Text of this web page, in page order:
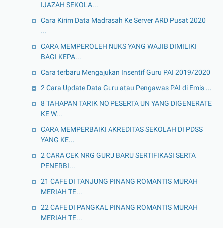
IJAZAH SEKOLA...
Cara Kirim Data Madrasah Ke Server ARD Pusat 2020
...
CARA MEMPEROLEH NUKS YANG WAJIB DIMILIKI
BAGI KEPA...
Cara terbaru Mengajukan Insentif Guru PAI 2019/2020
2 Cara Update Data Guru atau Pengawas PAI di Emis ...
8 TAHAPAN TARIK NO PESERTA UN YANG DIGENERATE
KE W...
CARA MEMPERBAIKI AKREDITAS SEKOLAH DI PDSS
YANG KE...
2 CARA CEK NRG GURU BARU SERTIFIKASI SERTA
PENERBI...
21 CAFE DI TANJUNG PINANG ROMANTIS MURAH
MERIAH TE...
22 CAFE DI PANGKAL PINANG ROMANTIS MURAH
MERIAH TE...